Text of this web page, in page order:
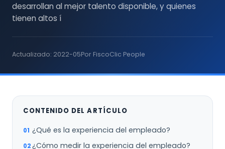
desarrollan al mejor talento disponible, y quienes
tienen altos í
Actualizado: 2022-05Por FiscoClic People
CONTENIDO DEL ARTÍCULO
¿Qué es la experiencia del empleado?
¿Cómo medir la experiencia del empleado?